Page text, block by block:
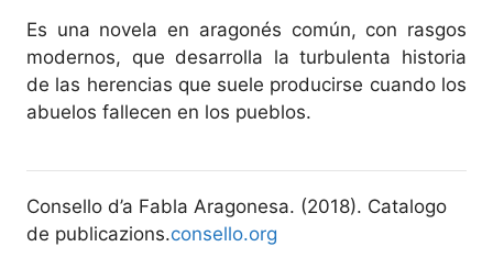
Es una novela en aragonés común, con rasgos
modernos, que desarrolla la turbulenta historia
de las herencias que suele producirse cuando los
abuelos fallecen en los pueblos.
Consello d’a Fabla Aragonesa. (2018). Catalogo
de publicazions.consello.org